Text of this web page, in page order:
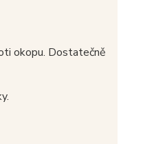
okopu. Dostatečně